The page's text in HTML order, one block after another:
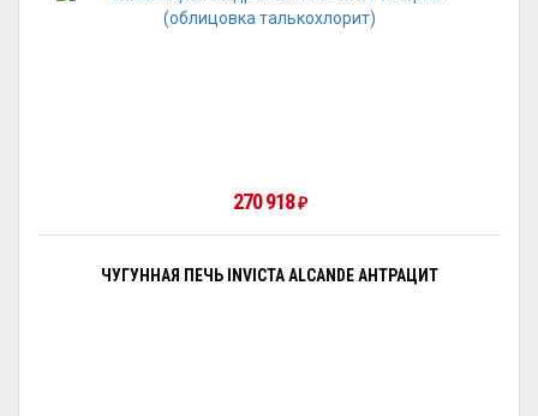
270 918₽
ЧУГУННАЯ ПЕЧЬ INVICTA ALCANDE АНТРАЦИТ